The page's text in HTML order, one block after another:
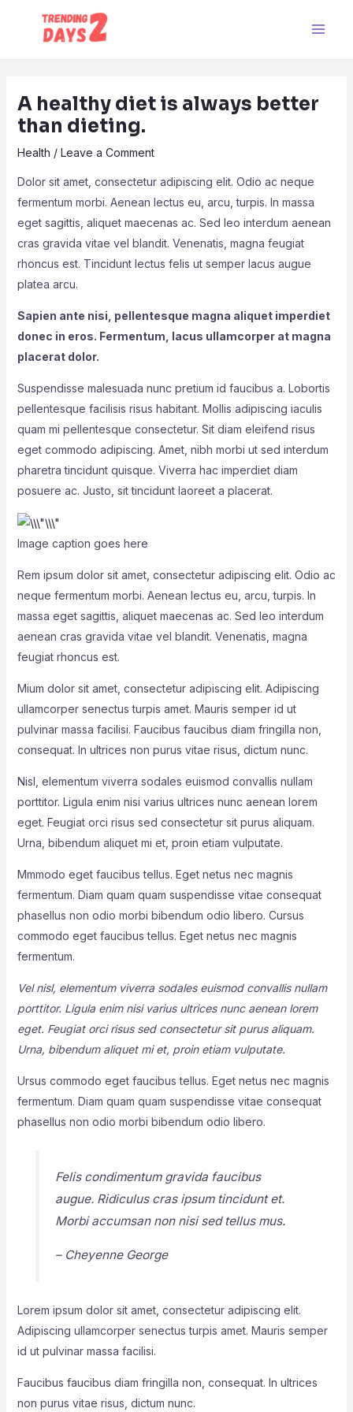
A healthy diet is always better
than dieting.
Health / Leave a Comment
Dolor sit amet, consectetur adipiscing elit. Odio ac neque
fermentum morbi. Aenean lectus eu, arcu, turpis. In massa
eget sagittis, aliquet maecenas ac. Sed leo interdum aenean
cras gravida vitae vel blandit. Venenatis, magna feugiat
rhoncus est. Tincidunt lectus felis ut semper lacus augue
platea arcu.
Sapien ante nisi, pellentesque magna aliquet imperdiet
donec in eros. Fermentum, lacus ullamcorper at magna
placerat dolor.
Suspendisse malesuada nunc pretium id faucibus a. Lobortis
pellentesque facilisis risus habitant. Mollis adipiscing iaculis
quam mi pellentesque consectetur. Sit diam eleifend risus
eget commodo adipiscing. Amet, nibh morbi ut sed interdum
pharetra tincidunt quisque. Viverra hac imperdiet diam
posuere ac. Justo, sit tincidunt laoreet a placerat.
Image caption goes here
Rem ipsum dolor sit amet, consectetur adipiscing elit. Odio ac
neque fermentum morbi. Aenean lectus eu, arcu, turpis. In
massa eget sagittis, aliquet maecenas ac. Sed leo interdum
aenean cras gravida vitae vel blandit. Venenatis, magna
feugiat rhoncus est.
Mium dolor sit amet, consectetur adipiscing elit. Adipiscing
ullamcorper senectus turpis amet. Mauris semper id ut
pulvinar massa facilisi. Faucibus faucibus diam fringilla non,
consequat. In ultrices non purus vitae risus, dictum nunc.
Nisl, elementum viverra sodales euismod convallis nullam
porttitor. Ligula enim nisi varius ultrices nunc aenean lorem
eget. Feugiat orci risus sed consectetur sit purus aliquam.
Urna, bibendum aliquet mi et, proin etiam vulputate.
Mmmodo eget faucibus tellus. Eget netus nec magnis
fermentum. Diam quam quam suspendisse vitae consequat
phasellus non odio morbi bibendum odio libero. Cursus
commodo eget faucibus tellus. Eget netus nec magnis
fermentum.
Vel nisl, elementum viverra sodales euismod convallis nullam
porttitor. Ligula enim nisi varius ultrices nunc aenean lorem
eget. Feugiat orci risus sed consectetur sit purus aliquam.
Urna, bibendum aliquet mi et, proin etiam vulputate.
Ursus commodo eget faucibus tellus. Eget netus nec magnis
fermentum. Diam quam quam suspendisse vitae consequat
phasellus non odio morbi bibendum odio libero.
Felis condimentum gravida faucibus
augue. Ridiculus cras ipsum tincidunt et.
Morbi accumsan non nisi sed tellus mus.
– Cheyenne George
Lorem ipsum dolor sit amet, consectetur adipiscing elit.
Adipiscing ullamcorper senectus turpis amet. Mauris semper
id ut pulvinar massa facilisi.
Faucibus faucibus diam fringilla non, consequat. In ultrices
non purus vitae risus, dictum nunc.
navigation